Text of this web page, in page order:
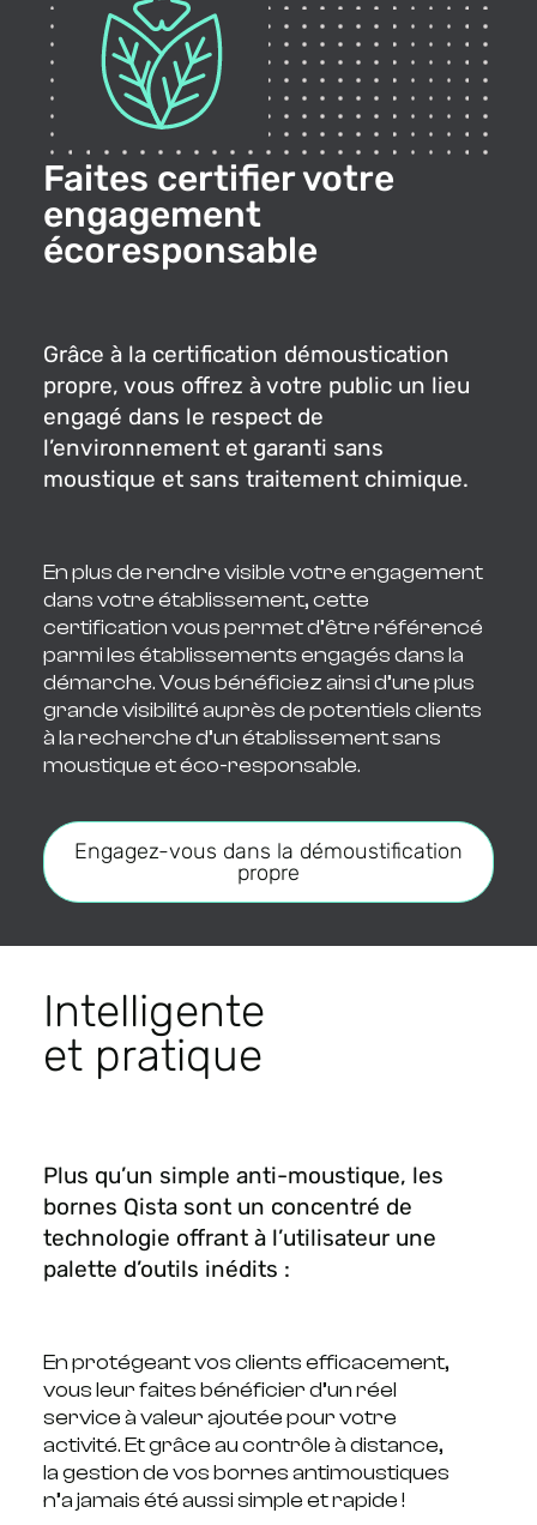
Faites certifier votre
engagement
écoresponsable
Grâce à la certification démoustication
propre, vous offrez à votre public un lieu
engagé dans le respect de
l’environnement et garanti sans
moustique et sans traitement chimique.
En plus de rendre visible votre engagement
dans votre établissement, cette
certification vous permet d’être référencé
parmi les établissements engagés dans la
démarche. Vous bénéficiez ainsi d’une plus
grande visibilité auprès de potentiels clients
à la recherche d’un établissement sans
moustique et éco-responsable.
Engagez-vous dans la démoustification
propre
Intelligente
et pratique
Plus qu’un simple anti-moustique, les
bornes Qista sont un concentré de
technologie offrant à l’utilisateur une
palette d’outils inédits :
En protégeant vos clients efficacement,
vous leur faites bénéficier d’un réel
service à valeur ajoutée pour votre
activité. Et grâce au contrôle à distance,
la gestion de vos bornes antimoustiques
n’a jamais été aussi simple et rapide !